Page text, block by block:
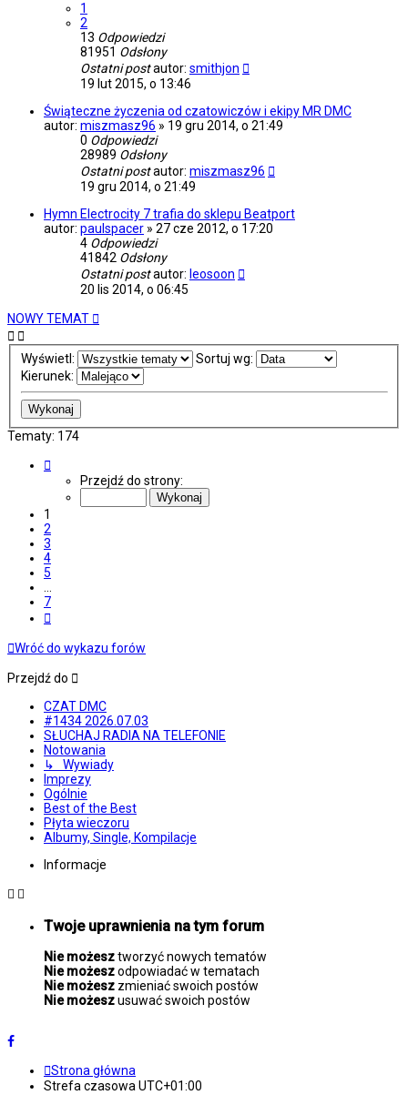
1
2
13 Odpowiedzi
81951 Odsłony
Ostatni postautor: smithjon
19 lut 2015, o 13:46
Świąteczne życzenia od czatowiczów i ekipy MR DMC
autor: miszmasz96 » 19 gru 2014, o 21:49
0 Odpowiedzi
28989 Odsłony
Ostatni postautor: miszmasz96
19 gru 2014, o 21:49
Hymn Electrocity 7 trafia do sklepu Beatport
autor: paulspacer » 27 cze 2012, o 17:20
4 Odpowiedzi
41842 Odsłony
Ostatni postautor: leosoon
20 lis 2014, o 06:45
NOWY TEMAT
Wyświetl:
Sortuj wg:
Kierunek:
Tematy: 174
Przejdź do strony:
1
2
3
4
5
7
Wróć do wykazu forów
Przejdź do
CZAT DMC
#1434 2026.07.03
SŁUCHAJ RADIA NA TELEFONIE
Notowania
↳ Wywiady
Imprezy
Ogólnie
Best of the Best
Płyta wieczoru
Albumy, Single, Kompilacje
Informacje
Twoje uprawnienia na tym forum
Nie możesztworzyć nowych tematów
Nie możeszodpowiadać w tematach
Nie możesz zmieniać swoich postów
Nie możeszusuwać swoich postów
Strona główna
Strefa czasowa UTC+01:00